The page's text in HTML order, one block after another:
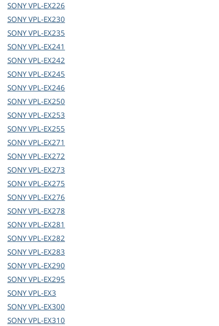
SONYVPL-EX226
SONYVPL-EX230
SONYVPL-EX235
SONYVPL-EX241
SONYVPL-EX242
SONYVPL-EX245
SONYVPL-EX246
SONYVPL-EX250
SONYVPL-EX253
SONYVPL-EX255
SONYVPL-EX271
SONYVPL-EX272
SONYVPL-EX273
SONYVPL-EX275
SONYVPL-EX276
SONYVPL-EX278
SONYVPL-EX281
SONYVPL-EX282
SONYVPL-EX283
SONYVPL-EX290
SONYVPL-EX295
SONYVPL-EX3
SONYVPL-EX300
SONYVPL-EX310